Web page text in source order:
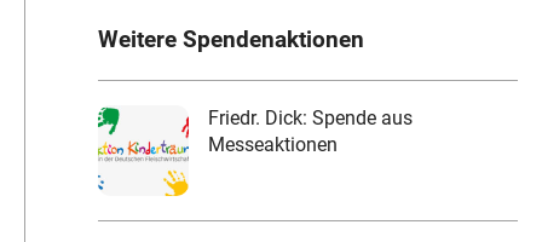
Weitere Spendenaktionen
Friedr. Dick: Spende aus
Messeaktionen